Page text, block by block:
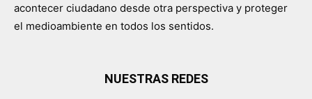
acontecer ciudadano desde otra perspectiva y proteger
el medioambiente en todos los sentidos.
NUESTRAS REDES